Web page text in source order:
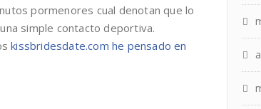
pormenores cual denotan que lo
simple contacto deportiva.
kissbridesdate.com he pensado en